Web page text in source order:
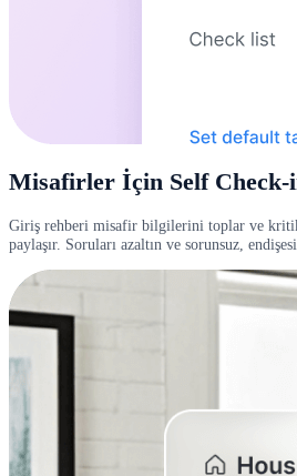
Misafirler İçin Self Check-
Giriş rehberi misafir bilgilerini toplar ve kritik
paylaşır. Soruları azaltın ve sorunsuz,